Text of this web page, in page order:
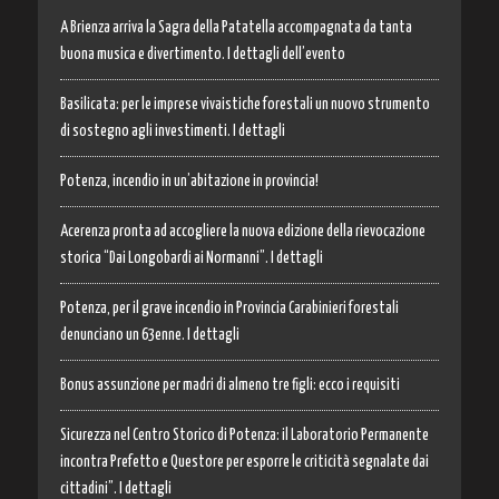
A Brienza arriva la Sagra della Patatella accompagnata da tanta
buona musica e divertimento. I dettagli dell’evento
Basilicata: per le imprese vivaistiche forestali un nuovo strumento
di sostegno agli investimenti. I dettagli
Potenza, incendio in un’abitazione in provincia!
Acerenza pronta ad accogliere la nuova edizione della rievocazione
storica “Dai Longobardi ai Normanni”. I dettagli
Potenza, per il grave incendio in Provincia Carabinieri forestali
denunciano un 63enne. I dettagli
Bonus assunzione per madri di almeno tre figli: ecco i requisiti
Sicurezza nel Centro Storico di Potenza: il Laboratorio Permanente
incontra Prefetto e Questore per esporre le criticità segnalate dai
cittadini”. I dettagli